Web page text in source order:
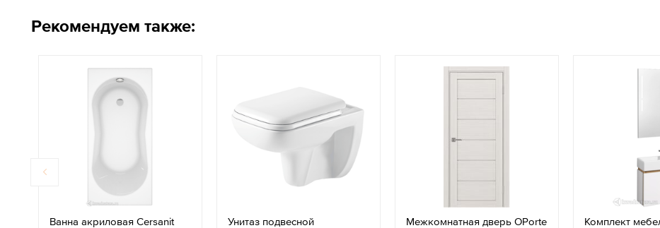
Рекомендуем также:
Ванна акриловая Cersanit
Унитаз подвесной
Межкомнатная дверь OPorte
Комплект